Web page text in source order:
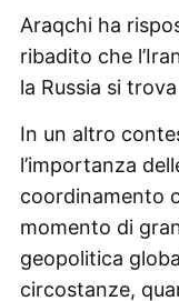
Araqchi ha
ribadito che
la Russia si
In un altro
l’importanza
coordinamento
momento di
geopolitica
circostanze,